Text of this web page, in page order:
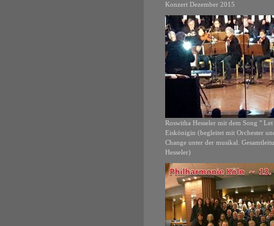
Konzert Dezember 2015
Roswitha Hesseler mit dem Song "
Eiskönigin (begleitet mit Orchester
Change unter der musikal.
Hesseler)